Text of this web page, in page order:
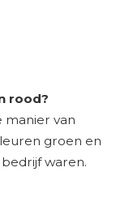
rood?
manier van
groen en
waren.